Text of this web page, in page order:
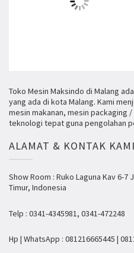
Toko Mesin Maksindo di Malang
yang ada di kota Malang. Kami
mesin makanan, mesin packaging
teknologi tepat guna pengolahan
ALAMAT & KONTAK KAMI
Show Room : Ruko Laguna Kav 6-7
Timur, Indonesia
Telp : 0341-4345981, 0341-472248
Hp | WhatsApp : 081216665445 |